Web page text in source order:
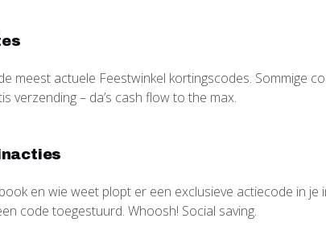
meest actuele Feestwinkel kortingscodes. Sommige
verzending – da’s cash flow to the max.
en wie weet plopt er een exclusieve actiecode in je
code toegestuurd. Whoosh! Social saving.